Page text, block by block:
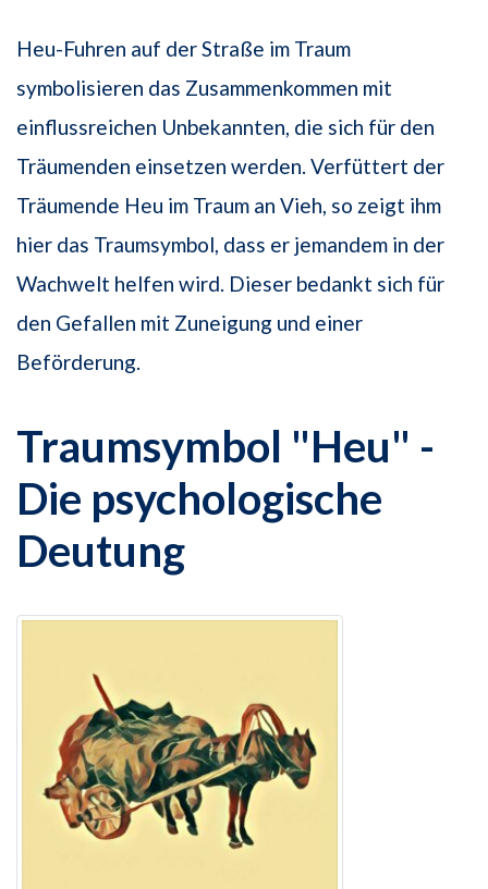
Heu-Fuhren auf der Straße im Traum
symbolisieren das Zusammenkommen mit
einflussreichen Unbekannten, die sich für den
Träumenden einsetzen werden. Verfüttert der
Träumende Heu im Traum an Vieh, so zeigt ihm
hier das Traumsymbol, dass er jemandem in der
Wachwelt helfen wird. Dieser bedankt sich für
den Gefallen mit Zuneigung und einer
Beförderung.
Traumsymbol "Heu" -
Die psychologische
Deutung